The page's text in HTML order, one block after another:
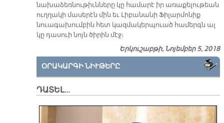
նախաձեռնութիւնները կը համարէ իր առաքելութեան
ուղղակի մասերէն մին եւ Լիբանանի Ֆիլարմոնիք
նուագախումբին հետ կազմակերպուած համերգն ալ
կը դասուի նոյն ծիրին մէջ։
Երկուշաբթի, Նոյեմբեր 5, 2018
ՕՐԱԿԱՐԳԻ ՆԻՒԹԵՐԸ
ԴԱՏԵԼ…